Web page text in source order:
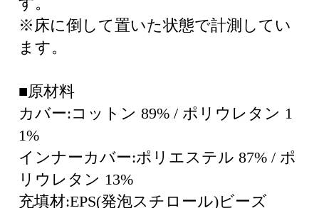
※床に倒して置いた状態で計測してい
ます。
■原材料
カバー:コットン 89% / ポリウレタン 1
1%
インナーカバー:ポリエステル 87% / ポ
リウレタン 13%
充填材:EPS(発泡スチロール)ビーズ